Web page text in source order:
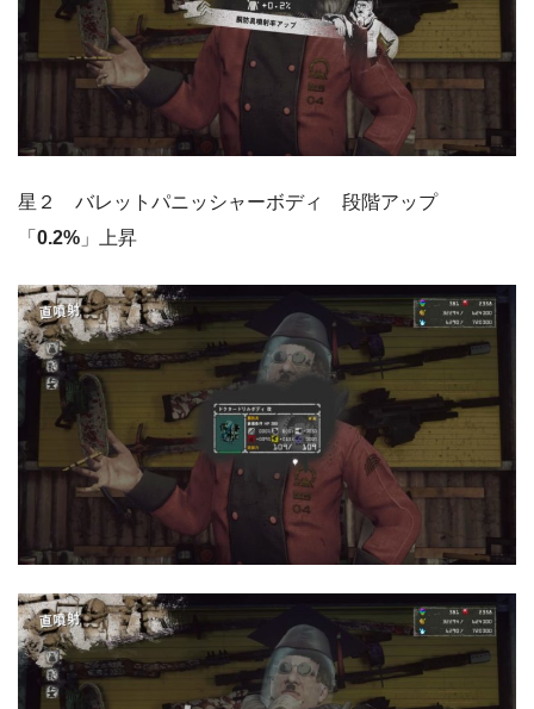
星２ バレットパニッシャーボディ 段階アップ
「 0.2% 」上昇